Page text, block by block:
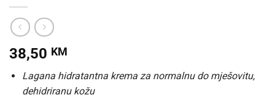
38,50 KM
Lagana hidratantna krema za normalnu do mješovitu,
dehidriranu kožu